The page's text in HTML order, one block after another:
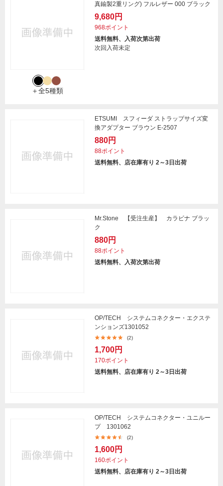
＋全5種類
真鍮製2重リング) フルレザー 000 ブラック
9,680円
968ポイント
送料無料、入荷次第出荷
次回入荷未定
ETSUMI スフィーダ ストラップサイズ変
換アダプター ブラウン E-2507
880円
88ポイント
送料無料、店在庫有り 2～3日出荷
Mr.Stone 【受注生産】 カラビナ ブラッ
ク
880円
88ポイント
送料無料、入荷次第出荷
OP/TECH システムコネクター・エクステ
ンションズ1301052
(2)
1,700円
170ポイント
送料無料、店在庫有り 2～3日出荷
OP/TECH システムコネクター・ユニルー
プ 1301062
(2)
1,600円
160ポイント
送料無料、店在庫有り 2～3日出荷